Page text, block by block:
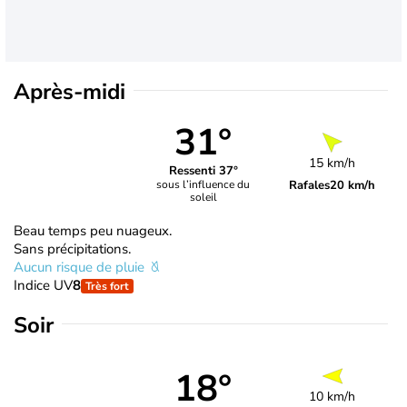
Après-midi
31°
Ressenti 37°
sous l’influence du
soleil
15 km/h
Rafales20 km/h
Beau temps peu nuageux.
Sans précipitations.
Aucun risque de pluie
Indice UV8 Très fort
Soir
18° 10 km/h